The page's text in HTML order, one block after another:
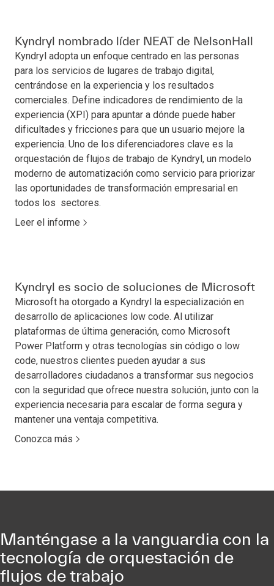
Kyndryl nombrado líder NEAT de NelsonHall
Kyndryl adopta un enfoque centrado en las personas
para los servicios de lugares de trabajo digital,
centrándose en la experiencia y los resultados
comerciales. Define indicadores de rendimiento de la
experiencia (XPI) para apuntar a dónde puede haber
dificultades y fricciones para que un usuario mejore la
experiencia. Uno de los diferenciadores clave es la
orquestación de flujos de trabajo de Kyndryl, un modelo
moderno de automatización como servicio para priorizar
las oportunidades de transformación empresarial en
todos los sectores.
Leer el informe
Kyndryl es socio de soluciones de Microsoft
Microsoft ha otorgado a Kyndryl la especialización en
desarrollo de aplicaciones low code. Al utilizar
plataformas de última generación, como Microsoft
Power Platform y otras tecnologías sin código o low
code, nuestros clientes pueden ayudar a sus
desarrolladores ciudadanos a transformar sus negocios
con la seguridad que ofrece nuestra solución, junto con la
experiencia necesaria para escalar de forma segura y
mantener una ventaja competitiva.
Conozca más
Manténgase a la vanguardia con la
tecnología de orquestación de
flujos de trabajo